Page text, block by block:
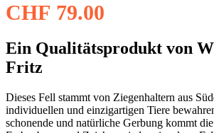
CHF 79.00
Ein Qualitätsprodukt von
Fritz
Dieses Fell stammt von Ziegenhaltern aus
individuellen und einzigartigen Tiere
schonende und natürliche Gerbung kommt